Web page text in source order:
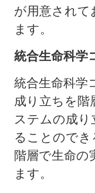
が用意されて
ます。
統合生命科学
統合生命科学
成り立ちを階
ステムの成
ることのでき
階層で生命の
ます。